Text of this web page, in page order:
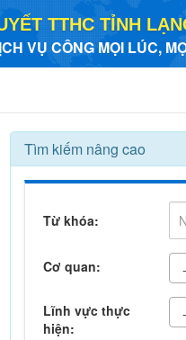
TTHC TỈNH
VỤ CÔNG MỌI LÚC,
Tìm kiếm nâng cao
Từ khóa:
Cơ quan:
Lĩnh vực thực
hiện: